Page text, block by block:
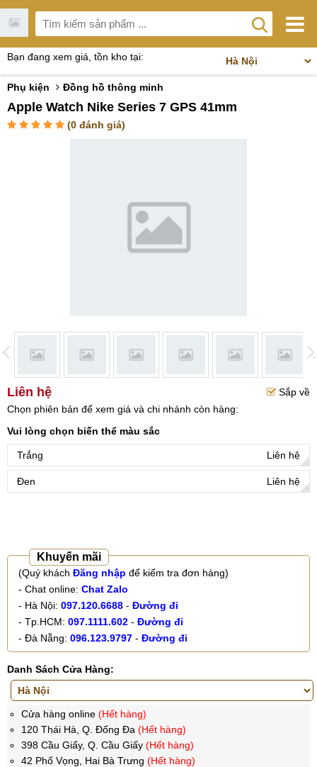
Bạn đang xem giá, tồn kho tại:
Phụ kiện Đồng hồ thông minh
Apple Watch Nike Series 7 GPS 41mm
(0 đánh giá)
Liên hệ
Sắp về
Chọn phiên bản để xem giá và chi nhánh còn hàng:
Vui lòng chọn biến thể màu sắc
Trắng Liên hệ
Đen Liên hệ
Khuyến mãi
(Quý khách Đăng nhập để kiểm tra đơn hàng)
- Chat online: Chat Zalo
- Hà Nội: 097.120.6688 - Đường đi
- Tp.HCM: 097.1111.602 - Đường đi
- Đà Nẵng: 096.123.9797 - Đường đi
Danh Sách Cửa Hàng:
Cửa hàng online (Hết hàng)
120 Thái Hà, Q. Đống Đa (Hết hàng)
398 Cầu Giấy, Q. Cầu Giấy (Hết hàng)
42 Phố Vọng, Hai Bà Trưng (Hết hàng)